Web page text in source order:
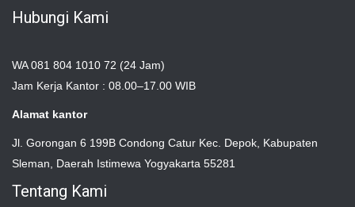
Hubungi Kami
WA 081 804 1010 72 (24 Jam)
Jam Kerja Kantor : 08.00–17.00 WIB
Alamat kantor
Jl. Gorongan 6 199B Condong Catur Kec. Depok, Kabupaten
Sleman, Daerah Istimewa Yogyakarta 55281
Tentang Kami